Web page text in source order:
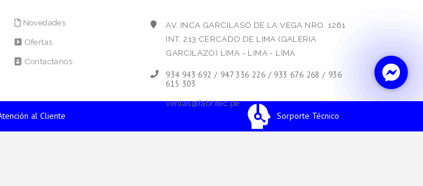
al Cliente Sorporte Técnico
Novedades
Ofertas
Contactanos
AV. INCA GARCILASO DE LA VEGA NRO. 1261
INT. 213 CERCADO DE LIMA (GALERIA
GARCILAZO) LIMA - LIMA - LIMA
934 943 692 / 947 336 226 / 933 676 268 / 936
615 303
ventas@fabritec.pe